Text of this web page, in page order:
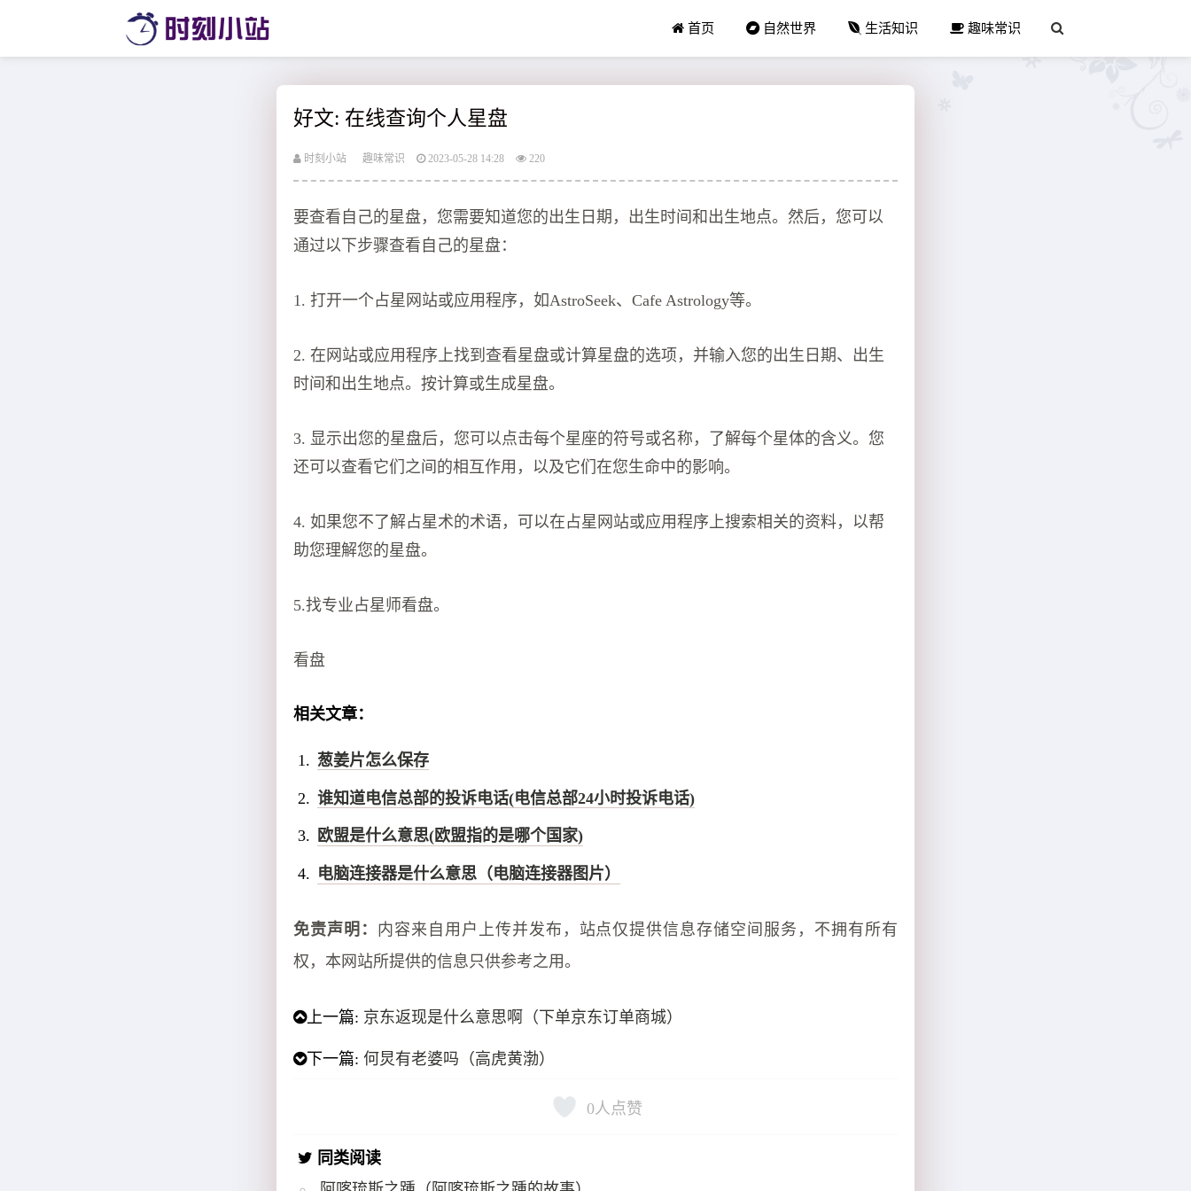
首页 自然世界 生活知识 趣味常识
好文: 在线查询个人星盘
时刻小站 趣味常识 2023-05-28 14:28 220
要查看自己的星盘，您需要知道您的出生日期，出生时间和出生地点。然后，您可以
通过以下步骤查看自己的星盘：
1. 打开一个占星网站或应用程序，如AstroSeek、Cafe Astrology等。
2. 在网站或应用程序上找到查看星盘或计算星盘的选项，并输入您的出生日期、出生
时间和出生地点。按计算或生成星盘。
3. 显示出您的星盘后，您可以点击每个星座的符号或名称，了解每个星体的含义。您
还可以查看它们之间的相互作用，以及它们在您生命中的影响。
4. 如果您不了解占星术的术语，可以在占星网站或应用程序上搜索相关的资料，以帮
助您理解您的星盘。
5.找专业占星师看盘。
看盘
相关文章：
葱姜片怎么保存
谁知道电信总部的投诉电话(电信总部24小时投诉电话)
欧盟是什么意思(欧盟指的是哪个国家)
电脑连接器是什么意思（电脑连接器图片）
免责声明： 内容来自用户上传并发布，站点仅提供信息存储空间服务，不拥有所有
权，本网站所提供的信息只供参考之用。
上一篇: 京东返现是什么意思啊（下单京东订单商城）
下一篇:何炅有老婆吗（高虎黄渤）
0人点赞
同类阅读